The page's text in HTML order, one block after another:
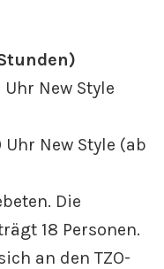
Uhr New Style
Uhr New Style (ab
Die
18 Personen.
an den TZO-